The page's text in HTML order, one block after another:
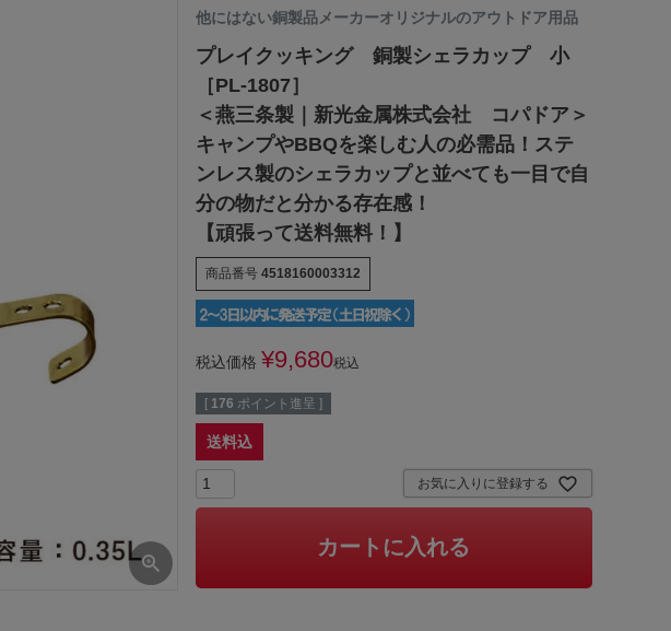
他にはない銅製品メーカーオリジナルのアウトドア用品
プレイクッキング 銅製シェラカップ 小
［PL-1807］
＜燕三条製｜新光金属株式会社 コパドア＞
キャンプやBBQを楽しむ人の必需品！ステ
ンレス製のシェラカップと並べても一目で自
分の物だと分かる存在感！
【頑張って送料無料！】
商品番号 4518160003312
税込価格 ¥9,680税込
[ 176 ポイント進呈 ]
送料込
お気に入りに登録する
カートに入れる